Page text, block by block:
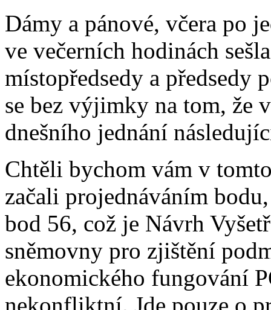
Dámy a pánové, včera po
ve večerních hodinách
místopředsedy a předsedy
se bez výjimky na tom, že
dnešního jednání
Chtěli bychom vám v
začali projednáváním
bod 56, což je Návrh
sněmovny pro zjištění
ekonomického fungování
nekonfliktní. Jde pouze o